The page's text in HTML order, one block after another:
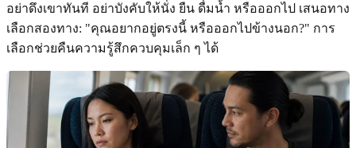
อย่าดึงเขาทันที อย่าบังคับให้นั่ง ยืน ดื่มน้ำ หรือออกไป เสนอทาง
เลือกสองทาง: "คุณอยากอยู่ตรงนี้ หรือออกไปข้างนอก?" การ
เลือกช่วยคืนความรู้สึกควบคุมเล็ก ๆ ได้